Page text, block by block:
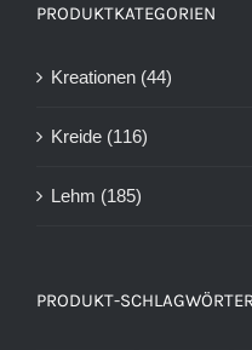
PRODUKTKATEGORIEN
Kreationen (44)
Kreide (116)
Lehm (185)
PRODUKT-SCHLAGWÖRTER